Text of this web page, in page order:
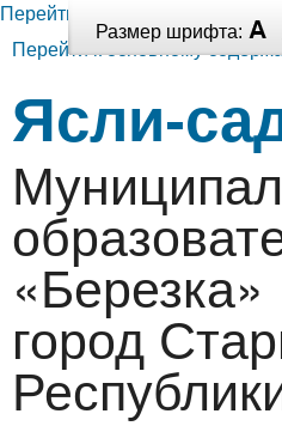
Перейти к основному
Размер шрифта:
Перейти к основному
Ясли-
«Березка»
город